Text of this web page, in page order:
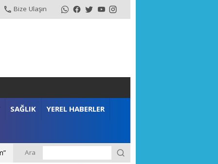
Bize Ulaşın
SAĞLIK YEREL HABERLER
Ara